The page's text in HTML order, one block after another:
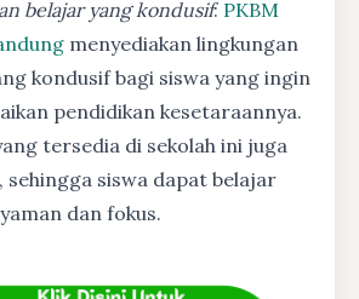
belajar yang kondusif: PKBM
menyediakan lingkungan
kondusif bagi siswa yang ingin
pendidikan kesetaraannya.
tersedia di sekolah ini juga
sehingga siswa dapat belajar
dan fokus.